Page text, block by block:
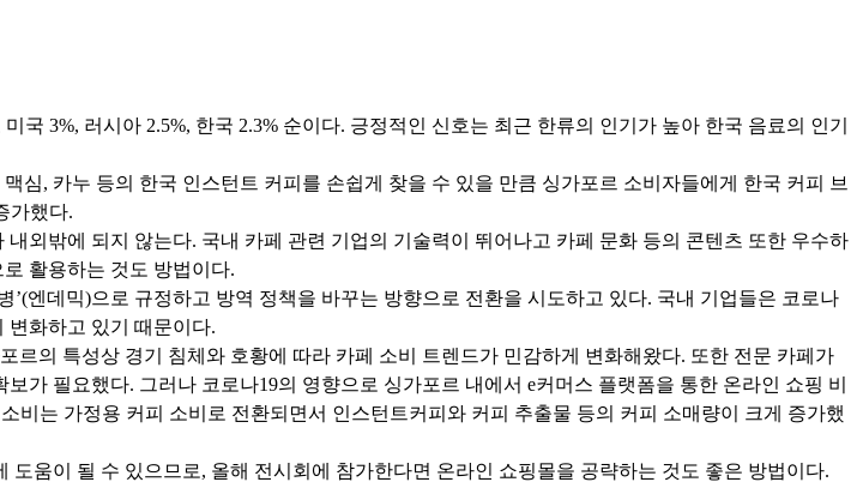
3%, 러시아 2.5%, 한국 2.3% 순이다. 긍정적인 신호는 최근 한류의 인기가 높아 한국 음료의 인기
, 카누 등의 한국 인스턴트 커피를 손쉽게 찾을 수 있을 만큼 싱가포르 소비자들에게 한국 커피 브
가했다.
외밖에 되지 않는다. 국내 카페 관련 기업의 기술력이 뛰어나고 카페 문화 등의 콘텐츠 또한 우수하
활용하는 것도 방법이다.
엔데믹)으로 규정하고 방역 정책을 바꾸는 방향으로 전환을 시도하고 있다. 국내 기업들은 코로나
변화하고 있기 때문이다.
의 특성상 경기 침체와 호황에 따라 카페 소비 트렌드가 민감하게 변화해왔다. 또한 전문 카페가
가 필요했다. 그러나 코로나19의 영향으로 싱가포르 내에서 e커머스 플랫폼을 통한 온라인 쇼핑 비
는 가정용 커피 소비로 전환되면서 인스턴트커피와 커피 추출물 등의 커피 소매량이 크게 증가했
움이 될 수 있으므로, 올해 전시회에 참가한다면 온라인 쇼핑몰을 공략하는 것도 좋은 방법이다.